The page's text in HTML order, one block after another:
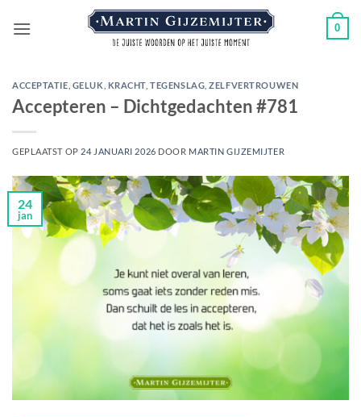
naar
0
ACCEPTATIE GELUK KRACHT ,TEGENSLAG ,ZELFVERTROUWEN
Accepteren – Dichtgedachten #781
GEPLAATST OP 24 JANUARI 2026 DOOR MARTIN GIJZEMIJTER
24
jan